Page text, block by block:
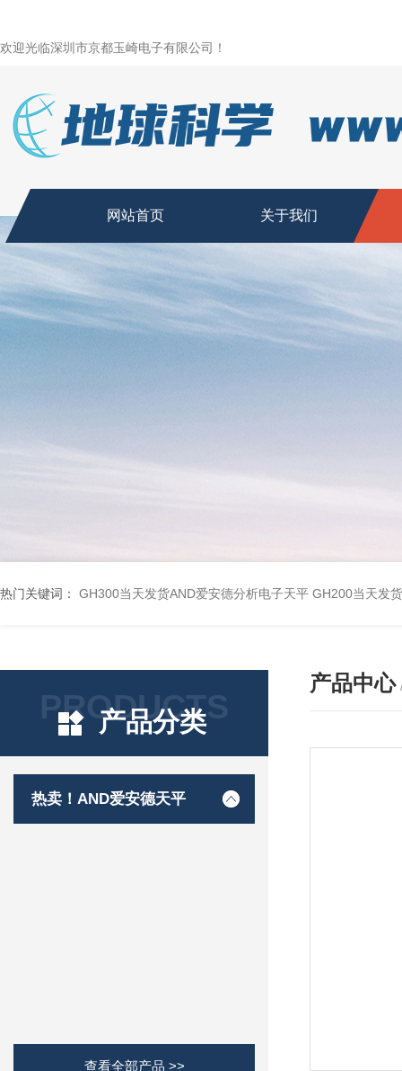
欢迎光临深圳市京都玉崎电子有限公司！
网站首页 关于我们
热门关键词： GH300当天发货AND爱安德分析电子天平 GH200当天发
PRODUCTS
产品分类
热卖！AND爱安德天平
查看全部产品 >>
产品中心